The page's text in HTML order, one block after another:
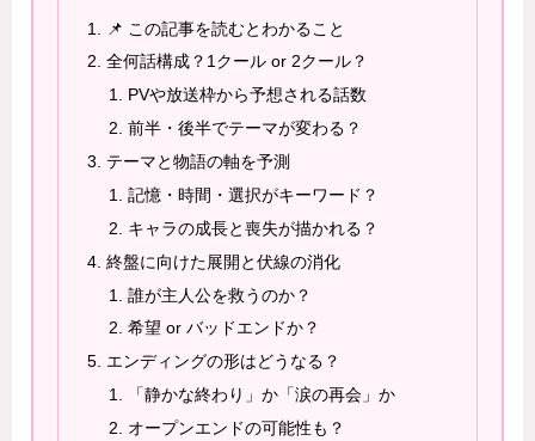
📌 この記事を読むとわかること
全何話構成？1クール or 2クール？
PVや放送枠から予想される話数
前半・後半でテーマが変わる？
テーマと物語の軸を予測
記憶・時間・選択がキーワード？
キャラの成長と喪失が描かれる？
終盤に向けた展開と伏線の消化
誰が主人公を救うのか？
希望 or バッドエンドか？
エンディングの形はどうなる？
「静かな終わり」か「涙の再会」か
オープンエンドの可能性も？